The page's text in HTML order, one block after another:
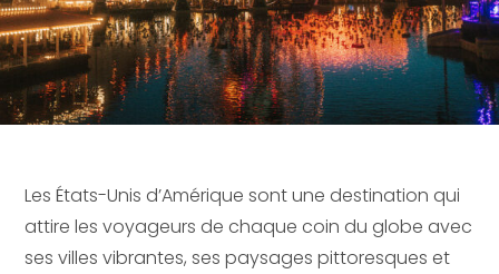
Les États-Unis d’Amérique sont une destination qui
attire les voyageurs de chaque coin du globe avec
ses villes vibrantes, ses paysages pittoresques et